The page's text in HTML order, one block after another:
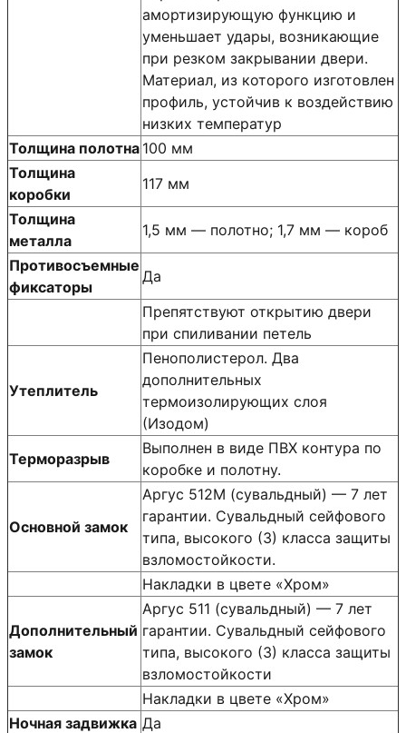
амортизирующую функцию и
уменьшает удары, возникающие
при резком закрывании двери.
Материал, из которого изготовлен
профиль, устойчив к воздействию
низких температур
Толщина полотна 100 мм
Толщина
коробки
117 мм
Толщина
металла
1,5 мм — полотно; 1,7 мм — короб
Противосъемные
фиксаторы
Да
Препятствуют открытию двери
при спиливании петель
Утеплитель
Пенополистерол. Два
дополнительных
термоизолирующих слоя
(Изодом)
Терморазрыв
Выполнен в виде ПВХ контура по
коробке и полотну.
Основной замок
Аргус 512М (сувальдный) — 7 лет
гарантии. Сувальдный сейфового
типа, высокого (3) класса защиты
взломостойкости.
Накладки в цвете «Хром»
Дополнительный
замок
Аргус 511 (сувальдный) — 7 лет
гарантии. Сувальдный сейфового
типа, высокого (3) класса защиты
взломостойкости
Накладки в цвете «Хром»
Ночная задвижка Да